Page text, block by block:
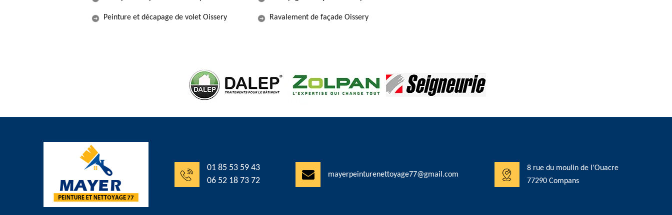
Peinture et décapage de volet Oissery Ravalement de façade Oissery
01 85 53 59 43
06 52 18 73 72
mayerpeinturenettoyage77@gmail.com
8 rue du moulin de l'Ouacre
77290 Compans